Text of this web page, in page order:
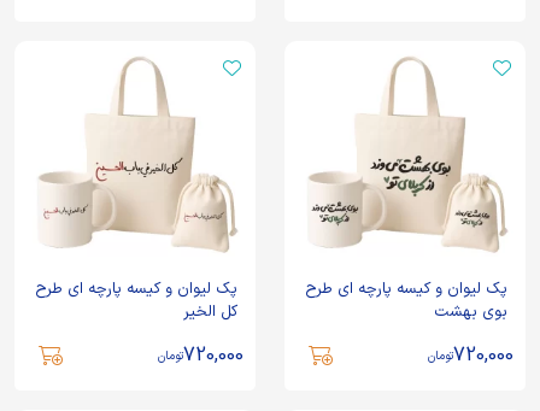
پک لیوان و کیسه پارچه ای طرح
بوی بهشت
720,000تومان
پک لیوان و کیسه پارچه ای طرح
کل الخیر
720,000تومان